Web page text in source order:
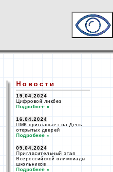
Новости
19.04.2024
Цифровой ликбез
Подробнее »
16.04.2024
ПМК приглашает на День
открытых дверей
Подробнее »
09.04.2024
Пригласительный этап
Всероссийской олимпиады
школьников
Подробнее »